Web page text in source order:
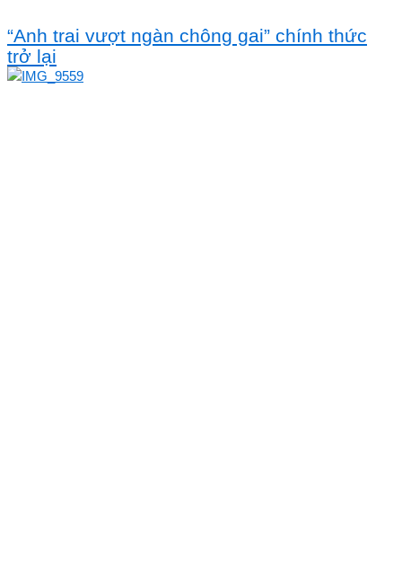
“Anh trai vượt ngàn chông gai” chính thức
trở lại